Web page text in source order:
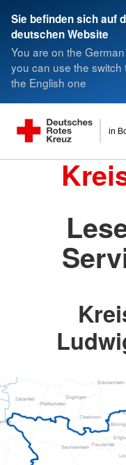
Sie befinden sich auf
deutschen Website
You are on the
you can use the switch
the English one
in